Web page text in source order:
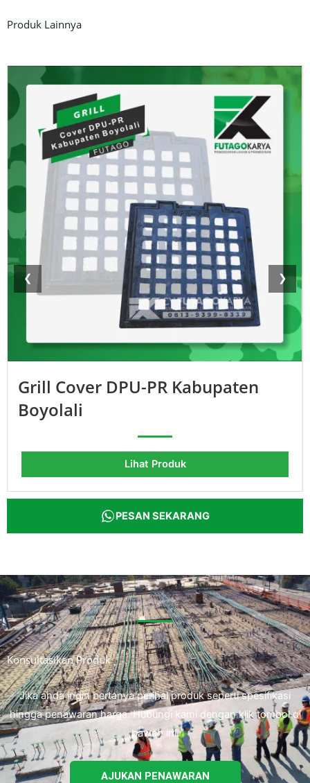
Produk Lainnya
❮ ❯
Grill Cover DPU-PR Kabupaten
Boyolali
Lihat Produk
PESAN SEKARANG
Konsultasikan Produk
Jika anda ingin bertanya perihal produk seperti spesifikasi
hingga penawaran harga. Hubungi kami dengan klik tombol di
bawah ini.
AJUKAN PENAWARAN